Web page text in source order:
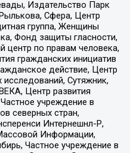
Издательство Парк
Сфера, Центр
группа, Женщины
Фонд защиты гласности,
центр по правам человека,
гражданских инициатив
действие, Центр
Сутяжник,
Центр развития
учреждение в
северных стран,
Интернешнл-Р,
Информации,
Частное учреждение в